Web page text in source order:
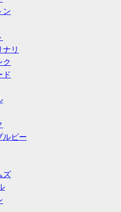
ン
リ
ク
ド
ルビー
ズ